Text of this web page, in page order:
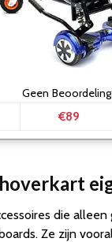
Geen Beoordeling
€89
die
Ze zijn